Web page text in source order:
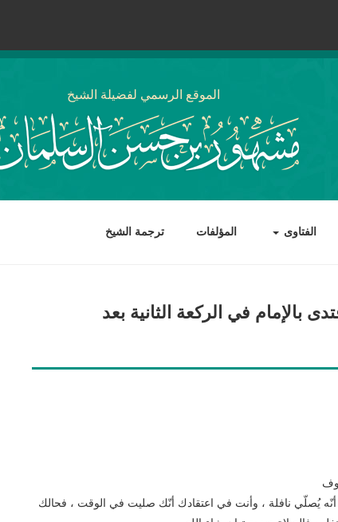
الموقع الرسمي لفضيلة الشيخ
الفتاوى المؤلفات ترجمة الشيخ
بالإمام في الركعة الثانية بعد
يُصلّي نافلة ، وأنت في اعتقادك أنّك صليت في الوقت ، فحالك